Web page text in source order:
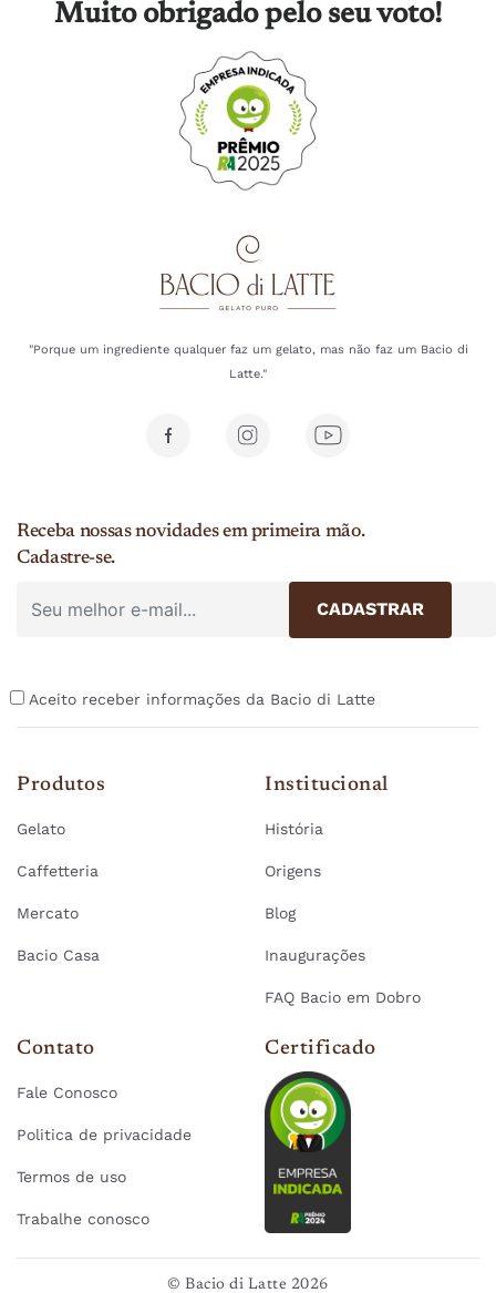
Muito obrigado pelo seu voto!
"Porque um ingrediente qualquer faz um gelato, mas não faz um Bacio di
Latte."
Receba nossas novidades em primeira mão.
Cadastre-se.
Aceito receber informações da Bacio di Latte
Produtos
Gelato
Caffetteria
Mercato
Bacio Casa
Institucional
História
Origens
Blog
Inaugurações
FAQ Bacio em Dobro
Contato
Fale Conosco
Politica de privacidade
Termos de uso
Trabalhe conosco
Certificado
© Bacio di Latte 2026